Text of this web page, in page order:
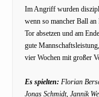
Im Angriff wurden
wenn so mancher Ball
Tor absetzen und am
gute
vier Wochen mit großer
Es spielten: Florian
Jonas Schmidt, Jannik